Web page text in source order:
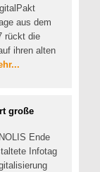
aus dem
rückt die
ihren alten
große
Ende
Infotag